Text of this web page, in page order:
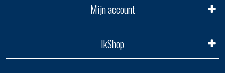
Mijn account
IkShop